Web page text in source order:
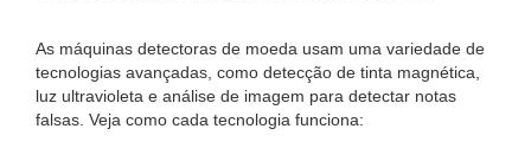
As máquinas detectoras de moeda usam uma variedade de
tecnologias avançadas, como detecção de tinta magnética,
luz ultravioleta e análise de imagem para detectar notas
falsas. Veja como cada tecnologia funciona: